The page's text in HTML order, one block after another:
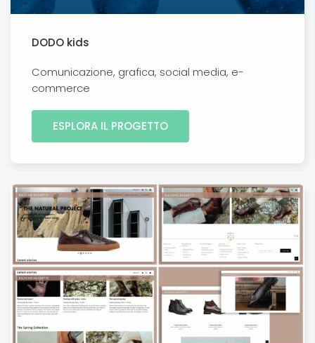
DODO kids
Comunicazione, grafica, social media, e-
commerce
ESPLORA IL PROGETTO